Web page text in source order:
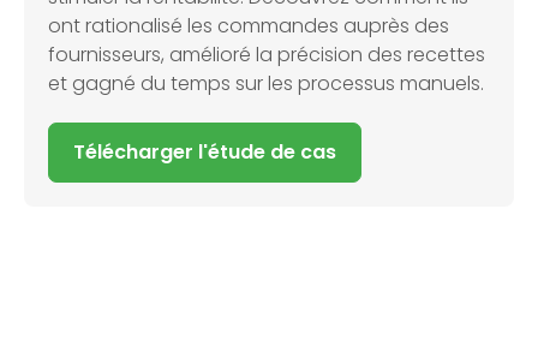
ont rationalisé les commandes auprès des
fournisseurs, amélioré la précision des recettes
et gagné du temps sur les processus manuels.
Télécharger l'étude de cas